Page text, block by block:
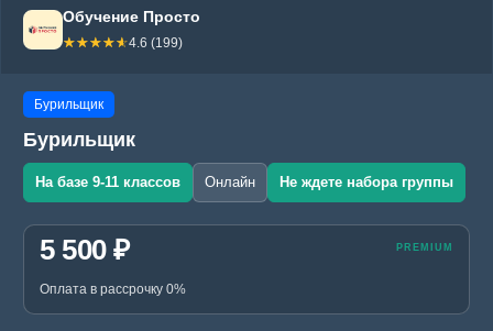
Обучение Просто
☆☆☆☆☆
★★★★★4.6 (199)
Бурильщик
Бурильщик
На базе 9-11 классов Онлайн Не ждете набора группы
5 500 ₽
Оплата в рассрочку 0%